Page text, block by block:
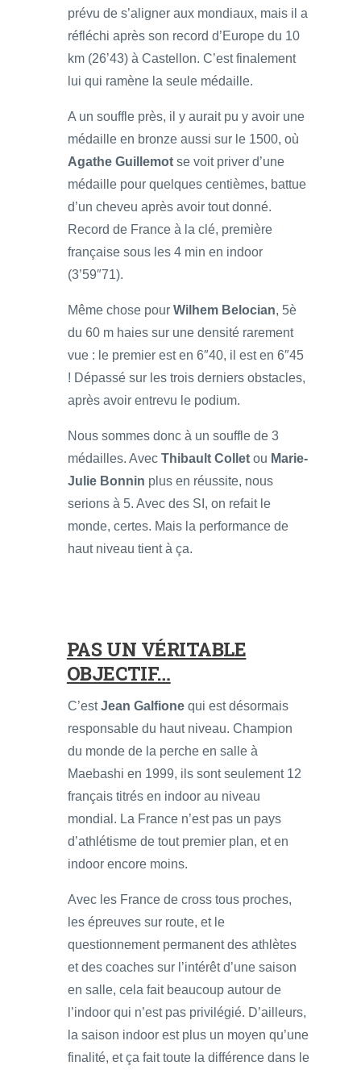
prévu de s’aligner aux mondiaux, mais il a
réfléchi après son record d’Europe du 10
km (26’43) à Castellon. C’est finalement
lui qui ramène la seule médaille.
A un souffle près, il y aurait pu y avoir une
médaille en bronze aussi sur le 1500, où
Agathe Guillemot se voit priver d’une
médaille pour quelques centièmes, battue
d’un cheveu après avoir tout donné.
Record de France à la clé, première
française sous les 4 min en indoor
(3’59″71).
Même chose pour Wilhem Belocian, 5è
du 60 m haies sur une densité rarement
vue : le premier est en 6″40, il est en 6″45
! Dépassé sur les trois derniers obstacles,
après avoir entrevu le podium.
Nous sommes donc à un souffle de 3
médailles. Avec Thibault Collet ou Marie-
Julie Bonnin plus en réussite, nous
serions à 5. Avec des SI, on refait le
monde, certes. Mais la performance de
haut niveau tient à ça.
PAS UN VÉRITABLE
OBJECTIF…
C’estJean Galfione qui est désormais
responsable du haut niveau. Champion
du monde de la perche en salle à
Maebashi en 1999, ils sont seulement 12
français titrés en indoor au niveau
mondial. La France n’est pas un pays
d’athlétisme de tout premier plan, et en
indoor encore moins.
Avec les France de cross tous proches,
les épreuves sur route, et le
questionnement permanent des athlètes
et des coaches sur l’intérêt d’une saison
en salle, cela fait beaucoup autour de
l’indoor qui n’est pas privilégié. D’ailleurs,
la saison indoor est plus un moyen qu’une
finalité, et ça fait toute la différence dans le